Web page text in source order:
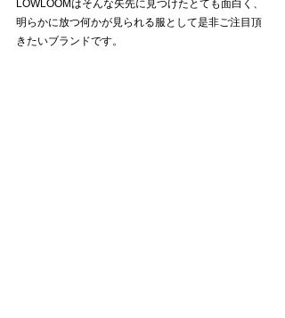
LOWLOOMはそんな矢先に見つけたとても面白く、
明らかに放つ何かが見られる服として是非ご注目頂
きたいブランドです。